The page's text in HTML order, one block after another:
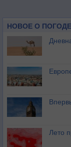
НОВОЕ О ПОГОДЕ
Лето